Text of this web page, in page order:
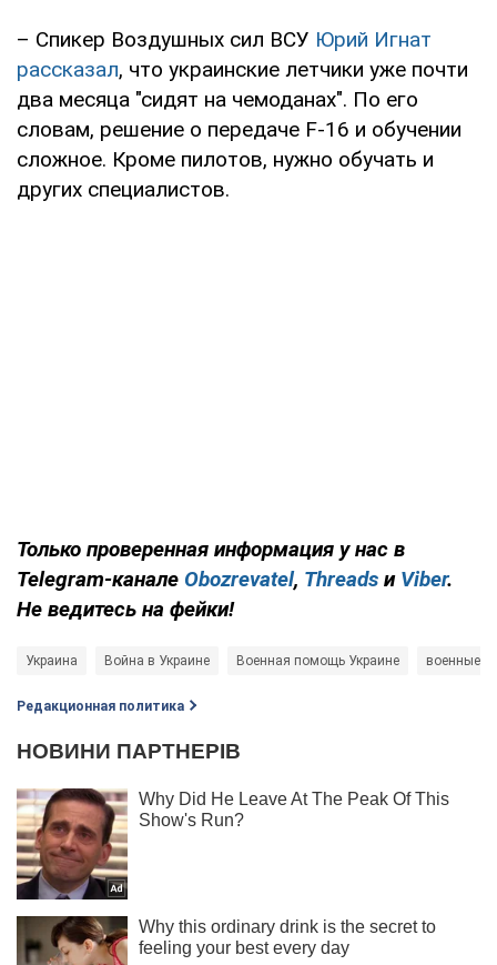
– Спикер Воздушных сил ВСУ Юрий Игнат
рассказал, что украинские летчики уже почти
два месяца "сидят на чемоданах". По его
словам, решение о передаче F-16 и обучении
сложное. Кроме пилотов, нужно обучать и
других специалистов.
Только проверенная информация у нас в
Telegram-канале Obozrevatel, Threads и Viber.
Не ведитесь на фейки!
Украина Война в Украине Военная помощь Украине военные
Редакционная политика